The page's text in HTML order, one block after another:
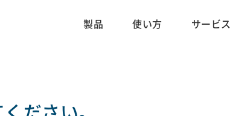
製品 使い方 サービス